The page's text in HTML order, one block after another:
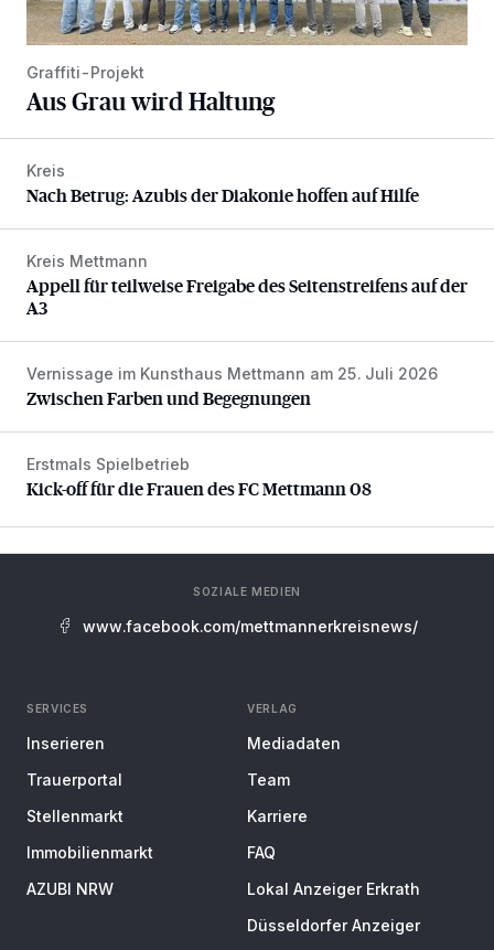
Graffiti-Projekt
Aus Grau wird Haltung
Nach Betrug: Azubis der Diakonie hoffen auf Hilfe
Kreis
Nach Betrug: Azubis der Diakonie hoffen auf Hilfe
Appell für teilweise Freigabe des Seitenstreifens auf der A3
Kreis Mettmann
Appell für teilweise Freigabe des Seitenstreifens auf der
A3
Zwischen Farben und Begegnungen
Vernissage im Kunsthaus Mettmann am 25. Juli 2026
Zwischen Farben und Begegnungen
Kick-off für die Frauen des FC Mettmann 08
Erstmals Spielbetrieb
Kick-off für die Frauen des FC Mettmann 08
SOZIALE MEDIEN
www.facebook.com/mettmannerkreisnews/
SERVICES
Inserieren
Trauerportal
Stellenmarkt
Immobilienmarkt
AZUBI NRW
VERLAG
Mediadaten
Team
Karriere
FAQ
Lokal Anzeiger Erkrath
Düsseldorfer Anzeiger